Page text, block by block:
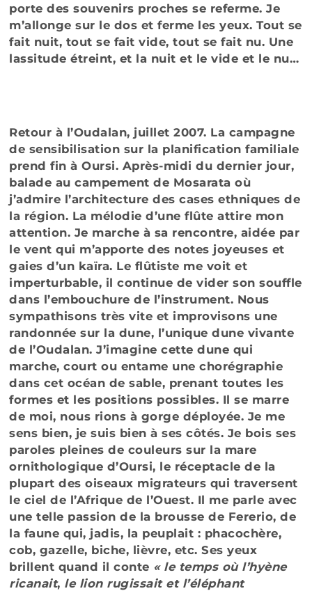
porte des souvenirs proches se referme. Je
m’allonge sur le dos et ferme les yeux. Tout se
fait nuit, tout se fait vide, tout se fait nu. Une
lassitude étreint, et la nuit et le vide et le nu…
Retour à l’Oudalan, juillet 2007. La campagne
de sensibilisation sur la planification familiale
prend fin à Oursi. Après-midi du dernier jour,
balade au campement de Mosarata où
j’admire l’architecture des cases ethniques de
la région. La mélodie d’une flûte attire mon
attention. Je marche à sa rencontre, aidée par
le vent qui m’apporte des notes joyeuses et
gaies d’un kaïra. Le flûtiste me voit et
imperturbable, il continue de vider son souffle
dans l’embouchure de l’instrument. Nous
sympathisons très vite et improvisons une
randonnée sur la dune, l’unique dune vivante
de l’Oudalan. J’imagine cette dune qui
marche, court ou entame une chorégraphie
dans cet océan de sable, prenant toutes les
formes et les positions possibles. Il se marre
de moi, nous rions à gorge déployée. Je me
sens bien, je suis bien à ses côtés. Je bois ses
paroles pleines de couleurs sur la mare
ornithologique d’Oursi, le réceptacle de la
plupart des oiseaux migrateurs qui traversent
le ciel de l’Afrique de l’Ouest. Il me parle avec
une telle passion de la brousse de Fererio, de
la faune qui, jadis, la peuplait : phacochère,
cob, gazelle, biche, lièvre, etc. Ses yeux
brillent quand il conte « le temps où l’hyène
ricanait, le lion rugissait et l’éléphant